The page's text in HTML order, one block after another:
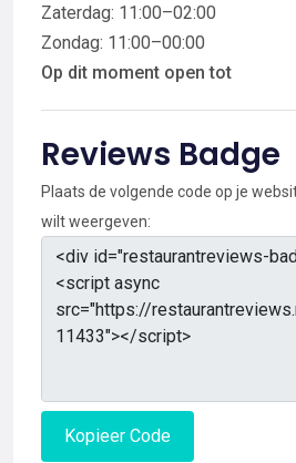
Zaterdag: 11:00–02:00
Zondag: 11:00–00:00
Op dit moment open tot
Reviews Badge
Plaats de volgende code op je
wilt weergeven:
Kopieer Code